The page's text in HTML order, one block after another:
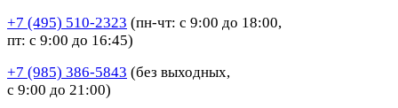
+7 (495) 510-2323 (пн-чт: с 9:00 до 18:00,
пт: с 9:00 до 16:45)
+7 (985) 386-5843 (без выходных,
с 9:00 до 21:00)